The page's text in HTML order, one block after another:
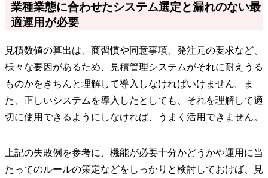
業種業態に合わせたシステム選定と漏れのない最
適運用が必要
見積数値の算出は、商習慣や同意事項、発注元の要求など、
様々な要因があるため、見積管理システムがそれに耐えうる
ものかをきちんと理解して導入しなければいけません。ま
た、正しいシステムを導入したとしても、それを理解して適
切に使用できるようにしなければ、うまく活用できません。
上記の失敗例を参考に、機能が必要十分かどうかや運用に当
たってのルールの策定などをしっかりと検討しておけば、見